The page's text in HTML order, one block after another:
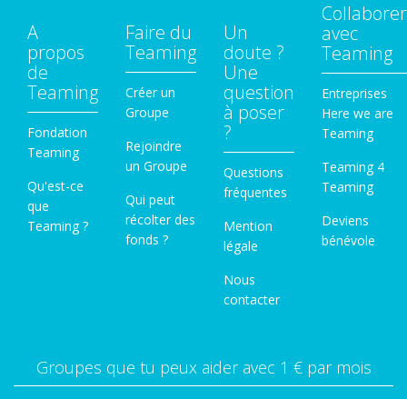
A
propos
de
Teaming
Fondation
Teaming
Qu'est-ce
que
Teaming ?
Faire du
Teaming
Créer un
Groupe
Rejoindre
un Groupe
Qui peut
récolter des
fonds ?
Un
doute ?
Une
question
à poser
?
Questions
fréquentes
Mention
légale
Nous
contacter
Collaborer
avec
Teaming
Entreprises
Here we are
Teaming
Teaming 4
Teaming
Deviens
bénévole
Groupes que tu peux aider avec 1 € par mois